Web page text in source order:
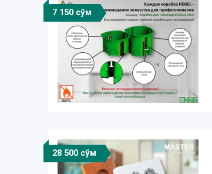
7 150 сўм
28 500 сўм